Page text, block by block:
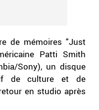
de mémoires "Just
Patti Smith
Sony), un disque
de culture et de
en studio après